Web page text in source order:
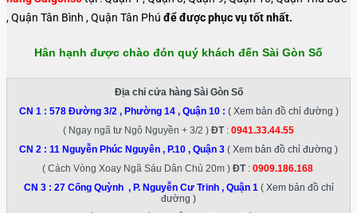
, Quận Tân Bình , Quận Tân Phú để được phục vụ tốt nhất.
Hân hạnh được chào đón quý khách đến Sài Gòn Số
Địa chỉ cửa hàng Sài Gòn Số
CN 1 : 578 Đường 3/2 , Phường 14 , Quận 10: ( Xem bản đồ chỉ đường )
( Ngay ngã tư Ngô Nguyền + 3/2 ) ĐT: 0941.33.44.55
CN 2 : 11 Nguyễn Phúc Nguyên , P.10 , Quận 3 ( Xem bản đồ chỉ đường )
( Cách Vòng Xoay Ngã Sáu Dân Chủ 20m ) ĐT: 0909.186.168
CN 3 : 27 Cống Quỳnh , P. Nguyễn Cư Trinh , Quận 1 ( Xem bản đồ chỉ
đường )